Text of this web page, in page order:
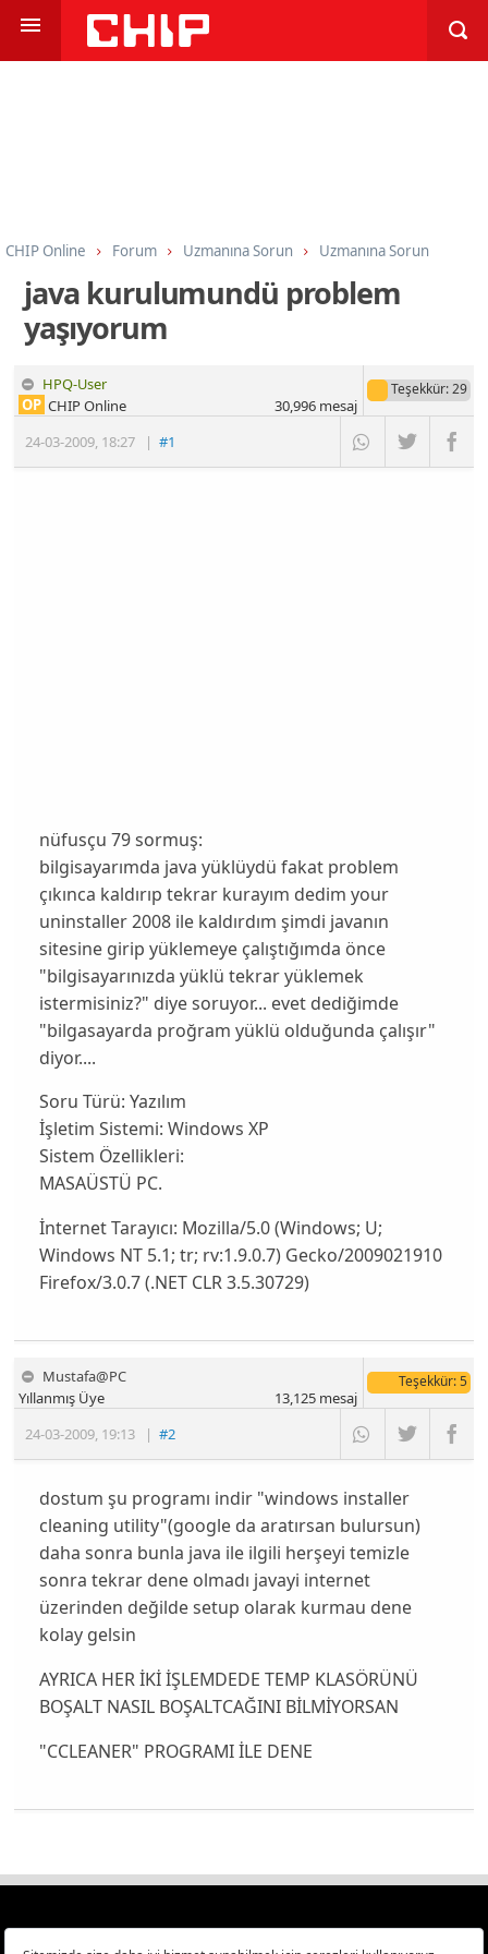
CHIP Online Forum Uzmanına Sorun Uzmanına Sorun
java kurulumundü problem
yaşıyorum
HPQ-User
24-03-2009, 18:27 |#1
OP CHIP Online
Teşekkür: 29
30,996mesaj
nüfusçu 79 sormuş:
bilgisayarımda java yüklüydü fakat problem
çıkınca kaldırıp tekrar kurayım dedim your
uninstaller 2008 ile kaldırdım şimdi javanın
sitesine girip yüklemeye çalıştığımda önce
"bilgisayarınızda yüklü tekrar yüklemek
istermisiniz?" diye soruyor... evet dediğimde
"bilgasayarda proğram yüklü olduğunda çalışır"
diyor....
Soru Türü: Yazılım
İşletim Sistemi: Windows XP
Sistem Özellikleri:
MASAÜSTÜ PC.
İnternet Tarayıcı: Mozilla/5.0 (Windows; U;
Windows NT 5.1; tr; rv:1.9.0.7) Gecko/2009021910
Firefox/3.0.7 (.NET CLR 3.5.30729)
Mustafa@PC
24-03-2009, 19:13 |#2
Yıllanmış Üye
Teşekkür: 5
13,125mesaj
dostum şu programı indir "windows installer
cleaning utility"(google da aratırsan bulursun)
daha sonra bunla java ile ilgili herşeyi temizle
sonra tekrar dene olmadı javayi internet
üzerinden değilde setup olarak kurmau dene
kolay gelsin
AYRICA HER İKİ İŞLEMDEDE TEMP KLASÖRÜNÜ
BOŞALT NASIL BOŞALTCAĞINI BİLMİYORSAN
"CCLEANER" PROGRAMI İLE DENE